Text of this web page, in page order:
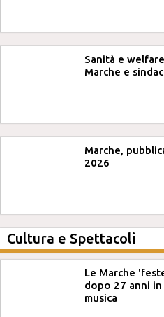
Sanità e
Marche e
Marche,
2026
Cultura e Spettacoli
Le Marche
dopo 27 anni
musica